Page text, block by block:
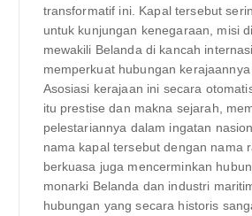
transformatif ini. Kapal tersebut
untuk kunjungan kenegaraan, misi
mewakili Belanda di kancah
memperkuat hubungan kerajaannya
Asosiasi kerajaan ini secara
itu prestise dan makna sejarah,
pelestariannya dalam ingatan
nama kapal tersebut dengan nama
berkuasa juga mencerminkan
monarki Belanda dan industri
hubungan yang secara historis